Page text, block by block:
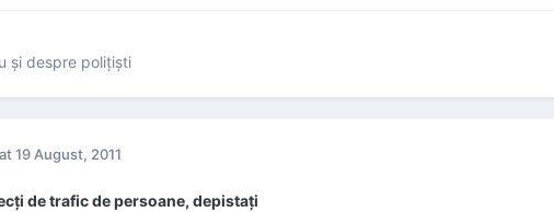
şi despre poliţişti
19 August, 2011
de trafic de persoane, depistaţi